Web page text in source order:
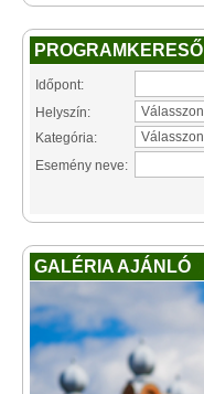
PROGRAMKERESŐ
Időpont:
Helyszín:
Kategória:
Esemény neve:
GALÉRIA AJÁNLÓ